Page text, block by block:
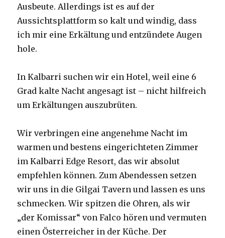
Ausbeute. Allerdings ist es auf der
Aussichtsplattform so kalt und windig, dass
ich mir eine Erkältung und entzündete Augen
hole.
In Kalbarri suchen wir ein Hotel, weil eine 6
Grad kalte Nacht angesagt ist – nicht hilfreich
um Erkältungen auszubrüten.
Wir verbringen eine angenehme Nacht im
warmen und bestens eingerichteten Zimmer
im Kalbarri Edge Resort, das wir absolut
empfehlen können. Zum Abendessen setzen
wir uns in die Gilgai Tavern und lassen es uns
schmecken. Wir spitzen die Ohren, als wir
„der Komissar“ von Falco hören und vermuten
einen Österreicher in der Küche. Der